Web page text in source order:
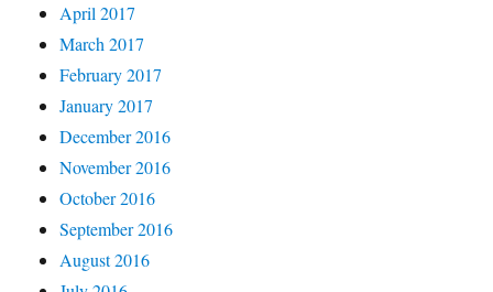
April 2017
March 2017
February 2017
January 2017
December 2016
November 2016
October 2016
September 2016
August 2016